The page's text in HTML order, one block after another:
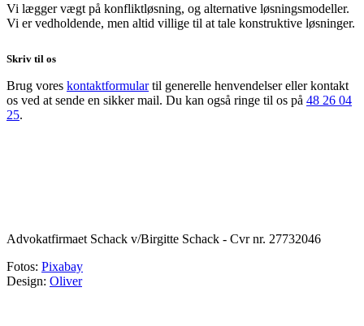
Vi lægger vægt på konfliktløsning, og alternative løsningsmodeller.
Vi er vedholdende, men altid villige til at tale konstruktive løsninger.
Skriv til os
Brug vores kontaktformulartil generelle henvendelser eller kontakt
os ved at sende en sikker mail. Du kan også ringe til os på 48 26 04
25.
Advokatfirmaet Schack v/Birgitte Schack - Cvr nr. 27732046
Fotos: Pixabay
Design: Oliver